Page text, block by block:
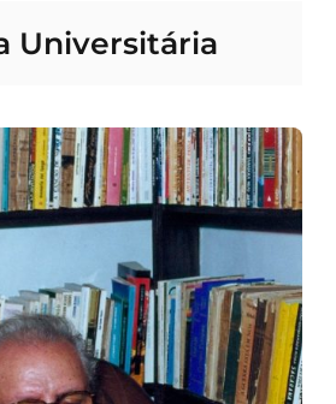
Universitária